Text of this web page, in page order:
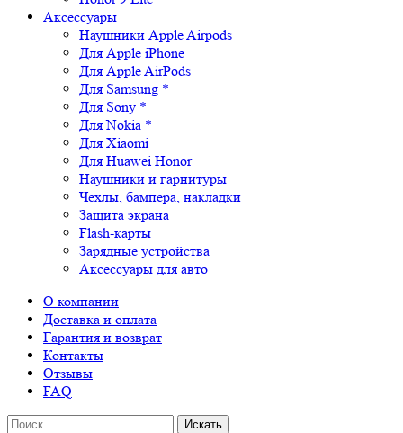
Аксессуары
Наушники Apple Airpods
Для Apple iPhone
Для Apple AirPods
Для Samsung *
Для Sony *
Для Nokia *
Для Xiaomi
Для Huawei Honor
Наушники и гарнитуры
Чехлы, бампера, накладки
Защита экрана
Flash-карты
Зарядные устройства
Аксессуары для авто
О компании
Доставка и оплата
Гарантия и возврат
Контакты
Отзывы
FAQ